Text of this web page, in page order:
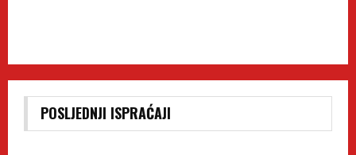
POSLJEDNJI ISPRAĆAJI